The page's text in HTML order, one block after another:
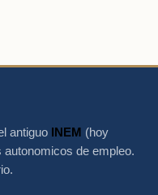
antiguo INEM (hoy
de empleo.